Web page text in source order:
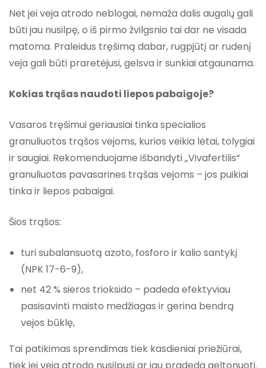
Net jei veja atrodo neblogai, nemaža dalis augalų gali
būti jau nusilpę, o iš pirmo žvilgsnio tai dar ne visada
matoma. Praleidus tręšimą dabar, rugpjūtį ar rudenį
veja gali būti praretėjusi, gelsva ir sunkiai atgaunama.
Kokias trąšas naudoti liepos pabaigoje?
Vasaros tręšimui geriausiai tinka specialios
granuliuotos trąšos vejoms, kurios veikia lėtai, tolygiai
ir saugiai. Rekomenduojame išbandyti „Vivafertilis“
granuliuotas pavasarines trąšas vejoms – jos puikiai
tinka ir liepos pabaigai.
Šios trąšos:
turi subalansuotą azoto, fosforo ir kalio santykį
(NPK 17-6-9),
net 42 % sieros trioksido – padeda efektyviau
pasisavinti maisto medžiagas ir gerina bendrą
vejos būklę,
Tai patikimas sprendimas tiek kasdieniai priežiūrai,
tiek jei veja atrodo nusilpusi ar jau pradeda geltonuoti.